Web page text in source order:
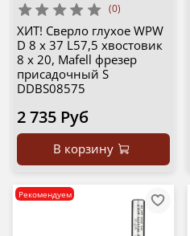
(0)
ХИТ! Сверло глухое WPW
D 8 x 37 L57,5 хвостовик
8 x 20, Mafell фрезер
присадочный S
DDBS08575
2 735 Руб
В корзину
Рекомендуем